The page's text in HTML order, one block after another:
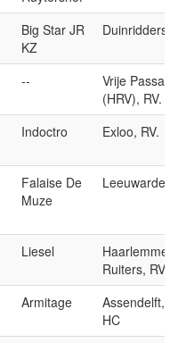
Big Star JR
KZ
Duinridders,
--
Vrije Passage
(HRV), RV.
Indoctro Exloo, RV.
Falaise De
Muze
Leeuwarden,
Liesel
Ruiters, RV.
Armitage
Assendelft,
HC